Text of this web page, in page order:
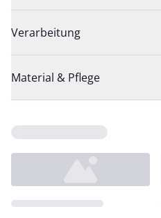
Verarbeitung
Material & Pflege